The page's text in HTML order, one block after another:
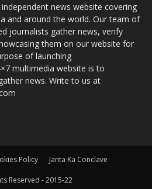
news website covering
and around the world. Our team of
journalists gather news, verify
them on our website for
of launching
multimedia website is to
news. Write to us at
Policy Janta Ka Conclave
Reserved - 2015-22